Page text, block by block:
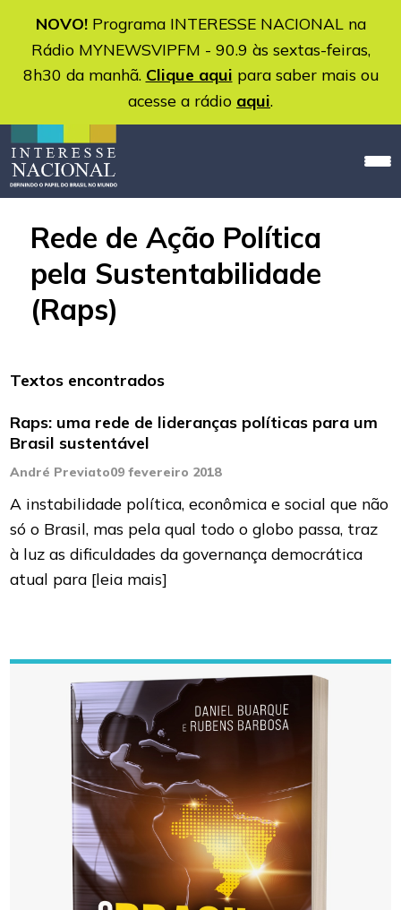
NOVO!Programa INTERESSE NACIONAL na
Rádio MYNEWSVIPFM - 90.9 às sextas-feiras,
8h30 da manhã. Clique aqui para saber mais ou
acesse a rádio aqui.
Rede de Ação Política
pela Sustentabilidade
(Raps)
Textos encontrados
Raps: uma rede de lideranças políticas para um
Brasil sustentável
André Previato09 fevereiro 2018
A instabilidade política, econômica e social que não
só o Brasil, mas pela qual todo o globo passa, traz
à luz as dificuldades da governança democrática
atual para [leia mais]